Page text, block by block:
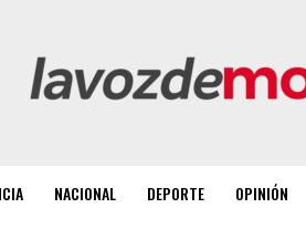
NACIONAL DEPORTE OPINIÓN